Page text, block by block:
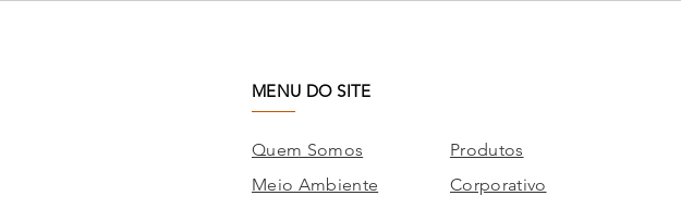
MENU DO SITE
Quem Somos
Meio Ambiente
Produtos
Corporativo